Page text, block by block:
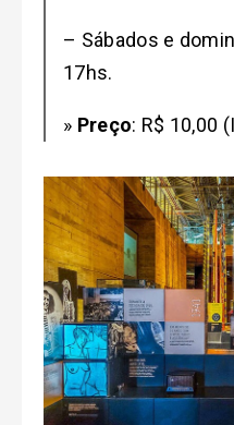
– Sábados e
17hs.
» Preço: R$ 10,00